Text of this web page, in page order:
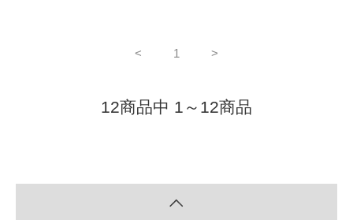
< 1 >
12商品中 1～12商品